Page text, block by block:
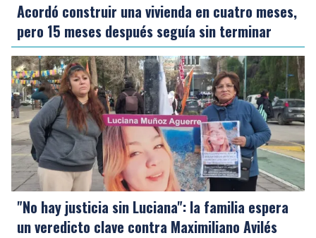
Acordó construir una vivienda en cuatro meses,
pero 15 meses después seguía sin terminar
"No hay justicia sin Luciana": la familia espera
un veredicto clave contra Maximiliano Avilés